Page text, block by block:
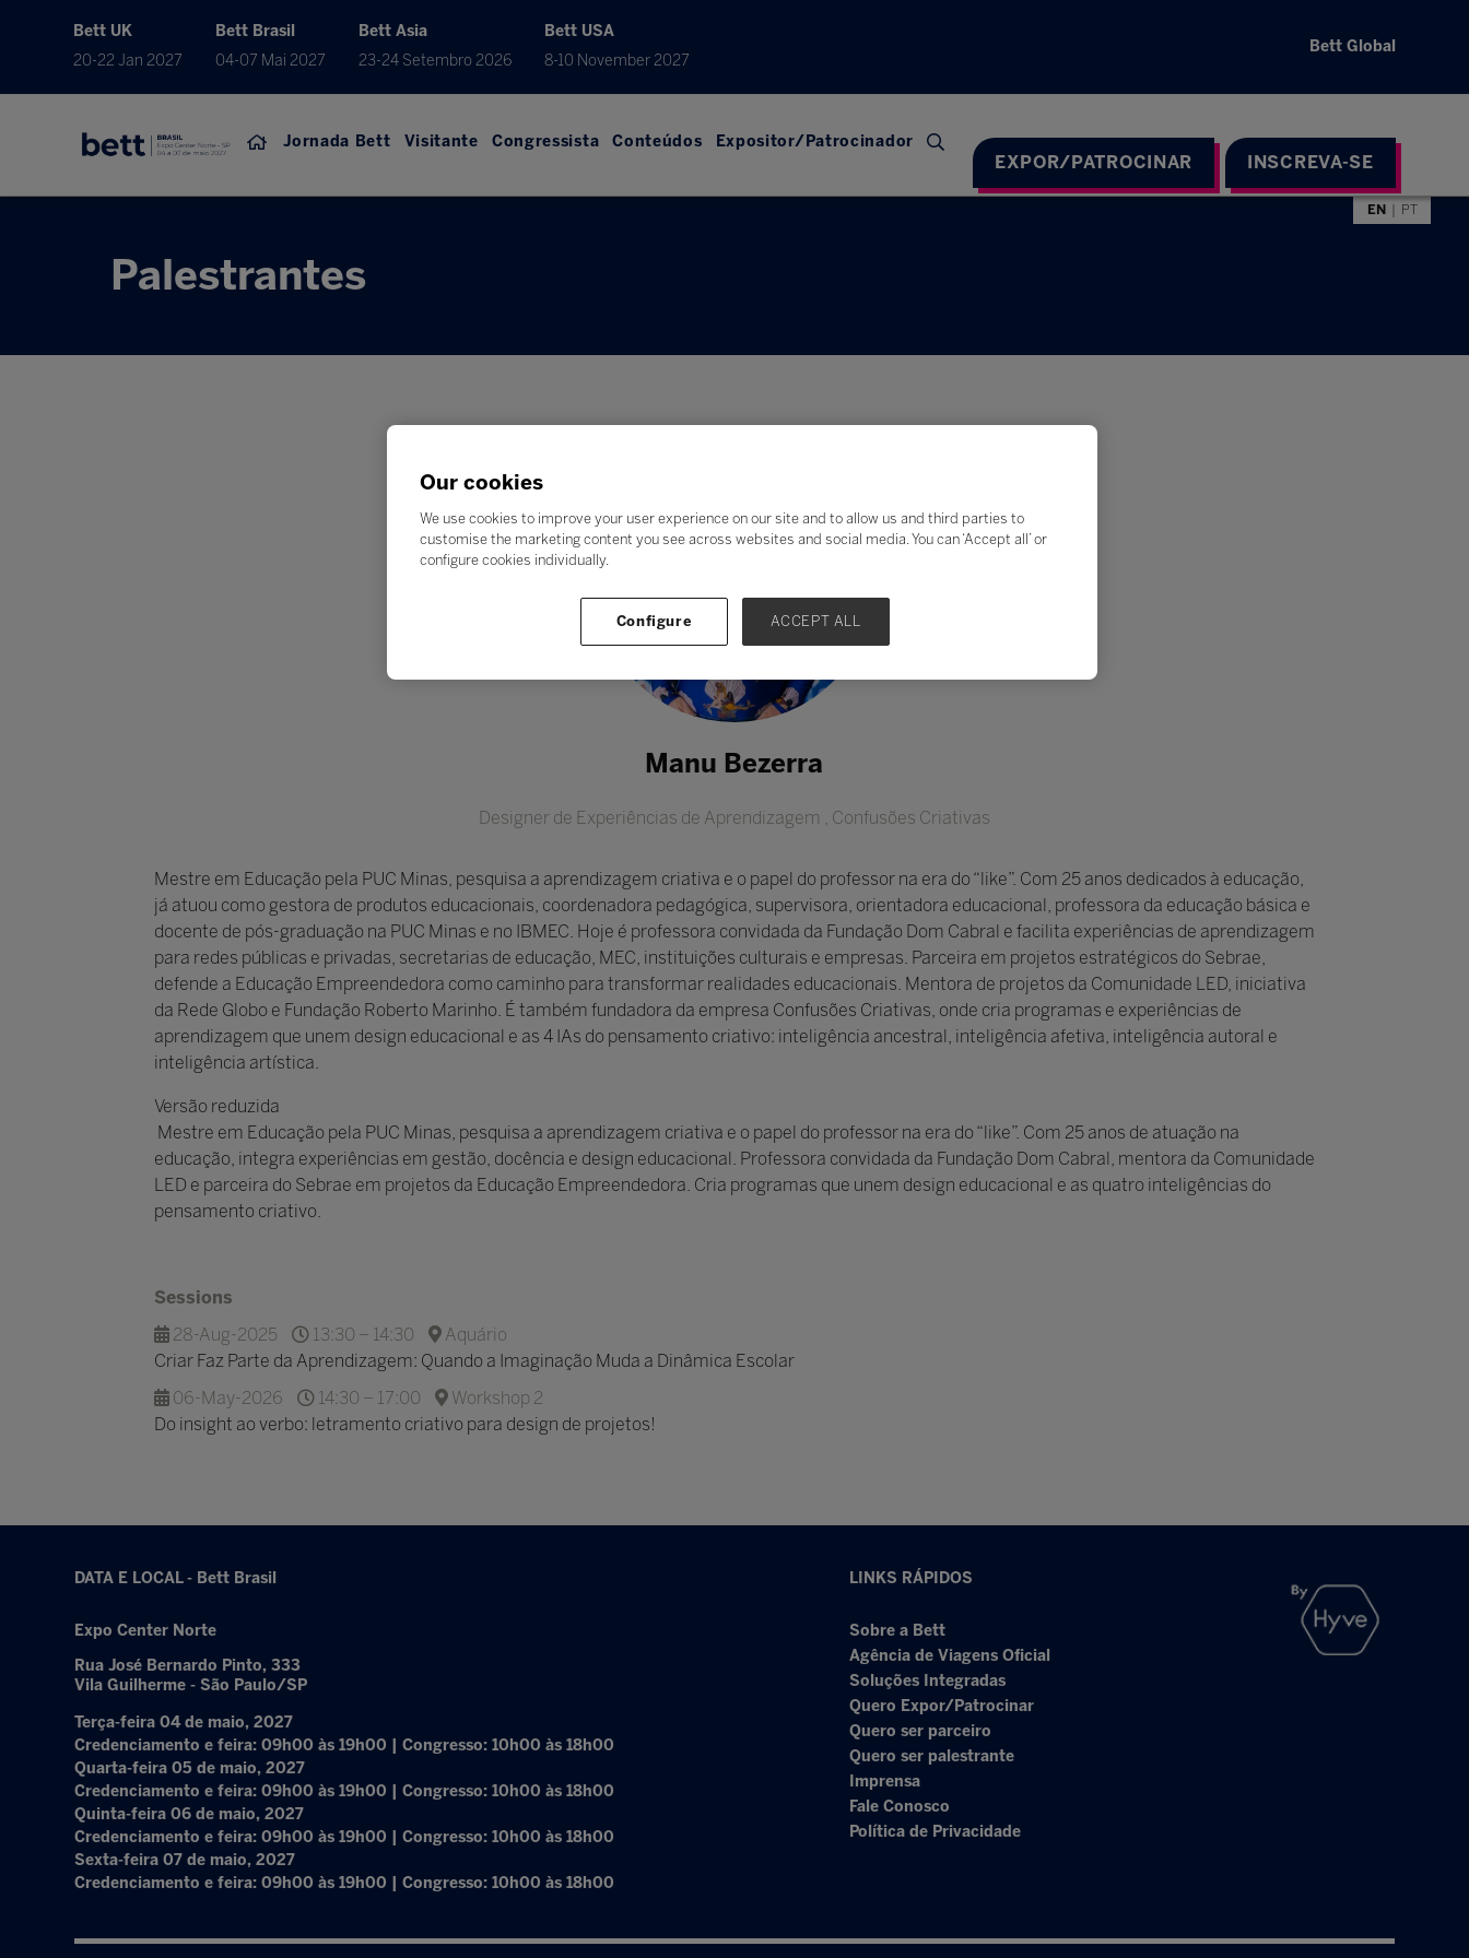
Bett UK
20-22 Jan 2027
Bett Brasil
04-07 Mai 2027
Bett Asia
23-24 Setembro 2026
Bett USA
8-10 November 2027
Bett Global
Jornada Bett Visitante Congressista Conteúdos Expositor/Patrocinador
EXPOR/PATROCINAR INSCREVA-SE
EN PT
Palestrantes
Manu Bezerra
Designer de Experiências de Aprendizagem , Confusões Criativas
Mestre em Educação pela PUC Minas, pesquisa a aprendizagem criativa e o papel do professor na era do “like”. Com 25 anos dedicados à educação,
já atuou como gestora de produtos educacionais, coordenadora pedagógica, supervisora, orientadora educacional, professora da educação básica e
docente de pós-graduação na PUC Minas e no IBMEC. Hoje é professora convidada da Fundação Dom Cabral e facilita experiências de aprendizagem
para redes públicas e privadas, secretarias de educação, MEC, instituições culturais e empresas. Parceira em projetos estratégicos do Sebrae,
defende a Educação Empreendedora como caminho para transformar realidades educacionais. Mentora de projetos da Comunidade LED, iniciativa
da Rede Globo e Fundação Roberto Marinho. É também fundadora da empresa Confusões Criativas, onde cria programas e experiências de
aprendizagem que unem design educacional e as 4 IAs do pensamento criativo: inteligência ancestral, inteligência afetiva, inteligência autoral e
inteligência artística.
Versão reduzida
Mestre em Educação pela PUC Minas, pesquisa a aprendizagem criativa e o papel do professor na era do “like”. Com 25 anos de atuação na
educação, integra experiências em gestão, docência e design educacional. Professora convidada da Fundação Dom Cabral, mentora da Comunidade
LED e parceira do Sebrae em projetos da Educação Empreendedora. Cria programas que unem design educacional e as quatro inteligências do
pensamento criativo.
Sessions
28-Aug-2025
13:30 – 14:30
Aquário
Criar Faz Parte da Aprendizagem: Quando a Imaginação Muda a Dinâmica Escolar
06-May-2026
14:30 – 17:00
Workshop 2
Do insight ao verbo: letramento criativo para design de projetos!
DATA E LOCAL - Bett Brasil
Expo Center Norte
Rua José Bernardo Pinto, 333
Vila Guilherme - São Paulo/SP
Terça-feira 04 de maio, 2027
Credenciamento e feira: 09h00 às 19h00 | Congresso: 10h00 às 18h00
Quarta-feira 05 de maio, 2027
Credenciamento e feira: 09h00 às 19h00 | Congresso: 10h00 às 18h00
Quinta-feira 06 de maio, 2027
Credenciamento e feira: 09h00 às 19h00 | Congresso: 10h00 às 18h00
Sexta-feira 07 de maio, 2027
Credenciamento e feira: 09h00 às 19h00 | Congresso: 10h00 às 18h00
LINKS RÁPIDOS
Sobre a Bett
Agência de Viagens Oficial
Soluções Integradas
Quero Expor/Patrocinar
Quero ser parceiro
Quero ser palestrante
Imprensa
Fale Conosco
Política de Privacidade
Our cookies
We use cookies to improve your user experience on our site and to allow us and third parties to
customise the marketing content you see across websites and social media. You can ‘Accept all’ or
configure cookies individually.
Configure ACCEPT ALL